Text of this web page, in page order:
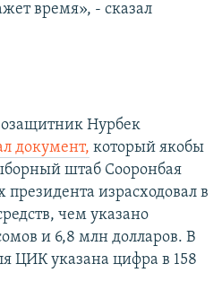
время», - сказал
Нурбек
документ, который якобы
штаб Сооронбая
израсходовал в
чем указано
и 6,8 млн долларов. В
ЦИК указана цифра в 158